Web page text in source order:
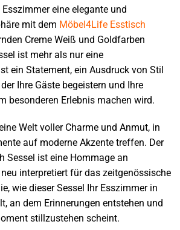
eine elegante und
mit dem Möbel4Life Esstisch
Creme Weiß und Goldfarben
ist mehr als nur eine
ein Statement, ein Ausdruck von Stil
Ihre Gäste begeistern und Ihre
besonderen Erlebnis machen wird.
Welt voller Charme und Anmut, in
auf moderne Akzente treffen. Der
Sessel ist eine Hommage an
interpretiert für das zeitgenössische
wie dieser Sessel Ihr Esszimmer in
an dem Erinnerungen entstehen und
stillzustehen scheint.